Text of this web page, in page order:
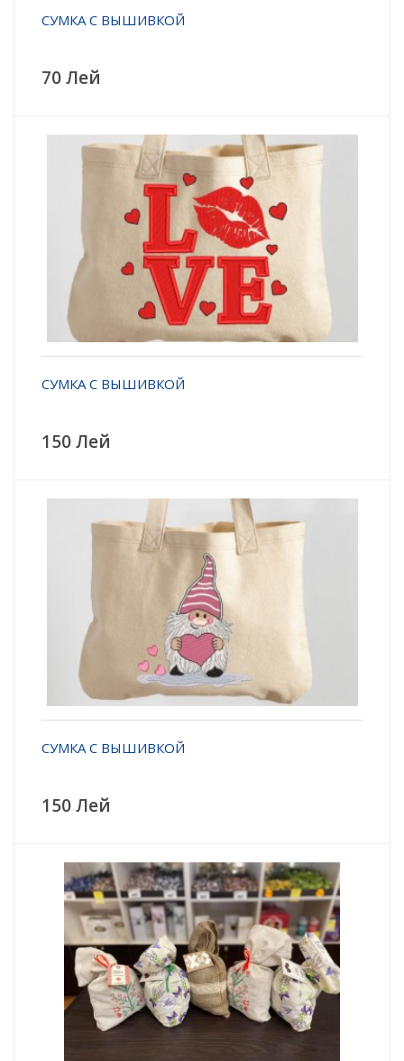
СУМКА С ВЫШИВКОЙ
70 Лей
СУМКА С ВЫШИВКОЙ
150 Лей
СУМКА С ВЫШИВКОЙ
150 Лей